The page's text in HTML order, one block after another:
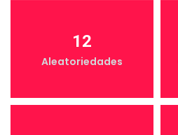
12
Aleatoriedades